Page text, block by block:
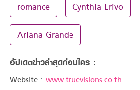
romance Cynthia Erivo
Ariana Grande
อัปเดตข่าวล่าสุดก่อนใคร :
Website : www.truevisions.co.th